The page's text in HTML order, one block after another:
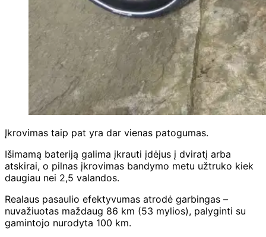
Įkrovimas taip pat yra dar vienas patogumas.
Išimamą bateriją galima įkrauti įdėjus į dviratį arba
atskirai, o pilnas įkrovimas bandymo metu užtruko kiek
daugiau nei 2,5 valandos.
Realaus pasaulio efektyvumas atrodė garbingas –
nuvažiuotas maždaug 86 km (53 mylios), palyginti su
gamintojo nurodyta 100 km.